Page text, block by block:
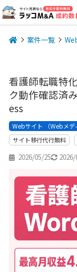
案件一覧
看護師転職特
ク動作確認済
ess
Webサイト （Webメデ
サイト移行代行無料
2026/05/25